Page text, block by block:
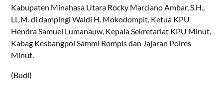
Kabupaten Minahasa Utara Rocky Marciano Ambar, S.H.,
LL.M. di dampingi Waldi H. Mokodompit, Ketua KPU
Hendra Samuel Lumanauw, Kepala Sekretariat KPU Minut,
Kabag Kesbangpol Sammi Rompis dan Jajaran Polres
Minut.
(Budi)